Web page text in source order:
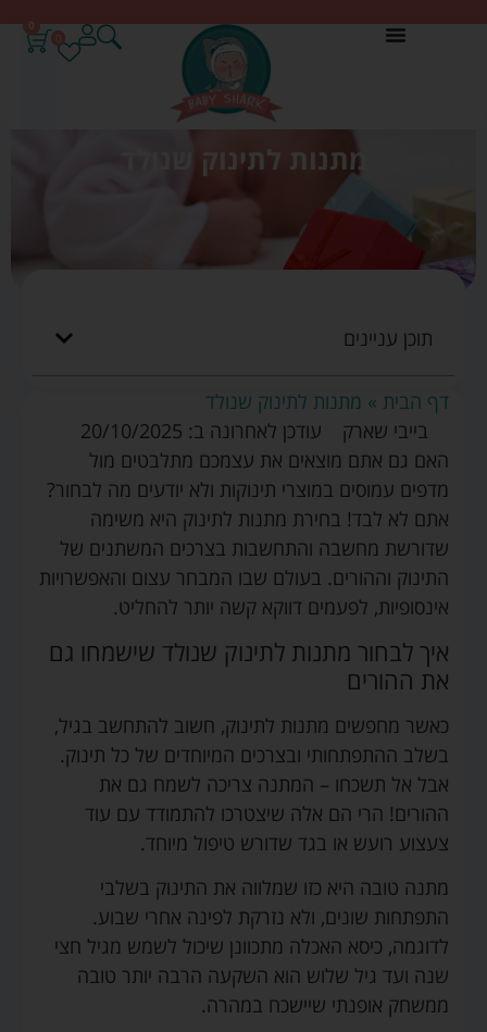
0
מתנות לתינוק שנולד
דף הבית » מתנות לתינוק שנולד
בייבי שארק
עודכן לאחרונה ב: 20/10/2025
האם גם אתם מוצאים את עצמכם מתלבטים מול
מדפים עמוסים במוצרי תינוקות ולא יודעים מה לבחור?
אתם לא לבד! בחירת מתנות לתינוק היא משימה
שדורשת מחשבה והתחשבות בצרכים המשתנים של
התינוק וההורים. בעולם שבו המבחר עצום והאפשרויות
אינסופיות, לפעמים דווקא קשה יותר להחליט.
איך לבחור מתנות לתינוק שנולד שישמחו גם
את ההורים
כאשר מחפשים מתנות לתינוק, חשוב להתחשב בגיל,
בשלב ההתפתחותי ובצרכים המיוחדים של כל תינוק.
אבל אל תשכחו – המתנה צריכה לשמח גם את
ההורים! הרי הם אלה שיצטרכו להתמודד עם עוד
צעצוע רועש או בגד שדורש טיפול מיוחד.
מתנה טובה היא כזו שמלווה את התינוק בשלבי
התפתחות שונים, ולא נזרקת לפינה אחרי שבוע.
לדוגמה, כיסא האכלה מתכוונן שיכול לשמש מגיל חצי
שנה ועד גיל שלוש הוא השקעה הרבה יותר טובה
ממשחק אופנתי שיישכח במהרה.
תוכן עניינים